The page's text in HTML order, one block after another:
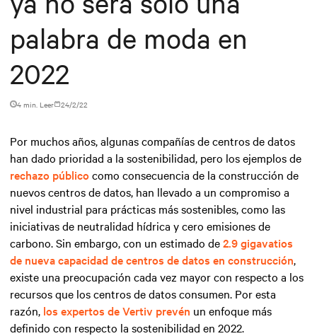
palabra de moda en
2022
4 min. Leer 24/2/22
Por muchos años, algunas compañías de centros de datos
han dado prioridad a la sostenibilidad, pero los ejemplos de
rechazo públicocomo consecuencia de la construcción de
nuevos centros de datos, han llevado a un compromiso a
nivel industrial para prácticas más sostenibles, como las
iniciativas de neutralidad hídrica y cero emisiones de
carbono. Sin embargo, con un estimado de2.9 gigavatios
de nueva capacidad de centros de datos en construcción,
existe una preocupación cada vez mayor con respecto a los
recursos que los centros de datos consumen. Por esta
razón, los expertos de Vertiv prevén un enfoque más
definido con respecto la sostenibilidad en 2022.